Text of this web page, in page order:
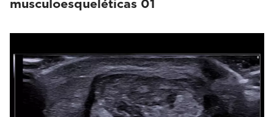
musculoesqueléticas 01